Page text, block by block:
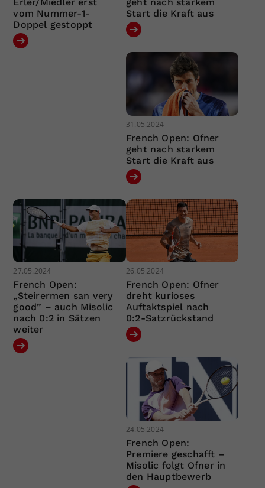
vom Nummer-1-
Doppel gestoppt
Start die Kraft aus
31.05.2024
French Open: Ofner
geht nach starkem
Start die Kraft aus
27.05.2024
French Open:
„Steirermen san very
good” – auch Misolic
nach 0:2 in Sätzen
weiter
26.05.2024
French Open: Ofner
dreht kurioses
Auftaktspiel nach
0:2-Satzrückstand
24.05.2024
French Open:
Premiere geschafft –
Misolic folgt Ofner in
den Hauptbewerb